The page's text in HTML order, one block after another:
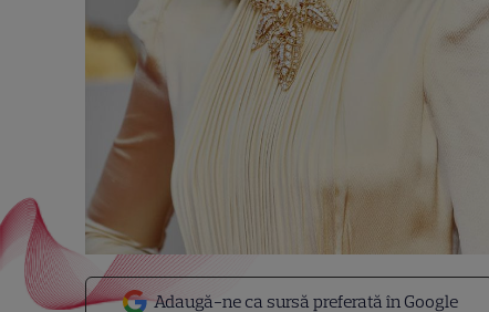
Adaugă-ne ca sursă preferată în Google